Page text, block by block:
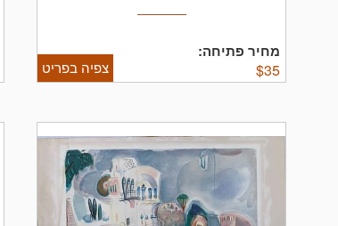
מחיר פתיחה:
$35 צפיה בפריט